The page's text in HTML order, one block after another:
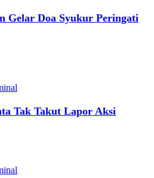
Gelar Doa Syukur Peringati
Tak Takut Lapor Aksi